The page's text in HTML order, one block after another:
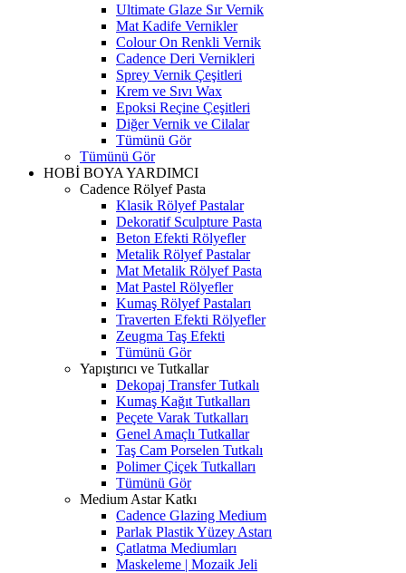
Ultimate Glaze Sır Vernik
Mat Kadife Vernikler
Colour On Renkli Vernik
Cadence Deri Vernikleri
Sprey Vernik Çeşitleri
Krem ve Sıvı Wax
Epoksi Reçine Çeşitleri
Diğer Vernik ve Cilalar
Tümünü Gör
Tümünü Gör
HOBİ BOYA YARDIMCI
Cadence Rölyef Pasta
Klasik Rölyef Pastalar
Dekoratif Sculpture Pasta
Beton Efekti Rölyefler
Metalik Rölyef Pastalar
Mat Metalik Rölyef Pasta
Mat Pastel Rölyefler
Kumaş Rölyef Pastaları
Traverten Efekti Rölyefler
Zeugma Taş Efekti
Tümünü Gör
Yapıştırıcı ve Tutkallar
Dekopaj Transfer Tutkalı
Kumaş Kağıt Tutkalları
Peçete Varak Tutkalları
Genel Amaçlı Tutkallar
Taş Cam Porselen Tutkalı
Polimer Çiçek Tutkalları
Tümünü Gör
Medium Astar Katkı
Cadence Glazing Medium
Parlak Plastik Yüzey Astarı
Çatlatma Mediumları
Maskeleme | Mozaik Jeli